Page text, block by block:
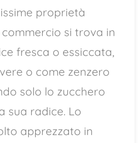
proprietà
si trova in
fresca o essiccata,
o come zenzero
solo lo zucchero
sua radice. Lo
apprezzato in